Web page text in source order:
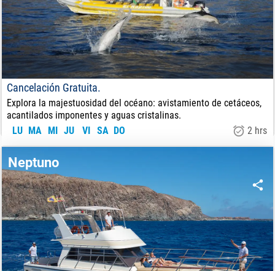
Cancelación Gratuita.
Explora la majestuosidad del océano: avistamiento de cetáceos,
acantilados imponentes y aguas cristalinas.
LU MA MI JU VI SA DO 2 hrs
Neptuno